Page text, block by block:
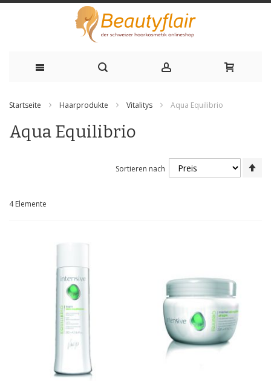
springen
Startseite Haarprodukte Vitalitys Aqua Equilibrio
Aqua Equilibrio
4Elemente
Sortieren nach